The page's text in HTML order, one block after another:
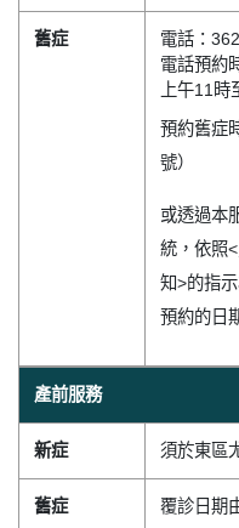
舊症
電話：
電話預約
上午11
預約舊症
號）
或透過本
統，依照
知>的指
預約的日
產前服務
新症 須於東區
舊症 覆診日期